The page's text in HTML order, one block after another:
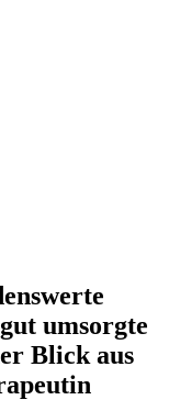
umsorgte
Blick aus